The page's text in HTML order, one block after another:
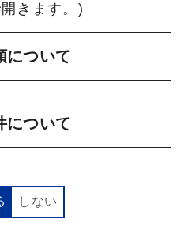
きます。)
について
について
しない